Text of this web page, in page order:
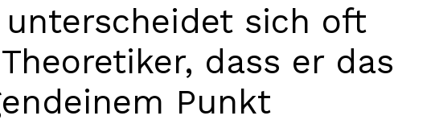
unterscheidet sich oft
dass er das
Punkt